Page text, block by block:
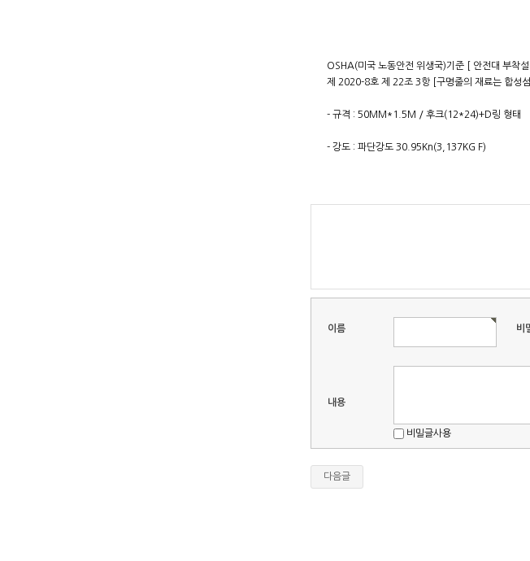
OSHA(미국 노동안전 위생국)기준 [ 안전대 부착
제 2020-8호 제 22조 3항 [구명줄의 재료는 합성
- 규격 : 50MM*1.5M / 후크(12*24)+D링 형태
- 강도 : 파단강도 30.95Kn(3,137KG F)
이름 비
내용
비밀글사용
다음글